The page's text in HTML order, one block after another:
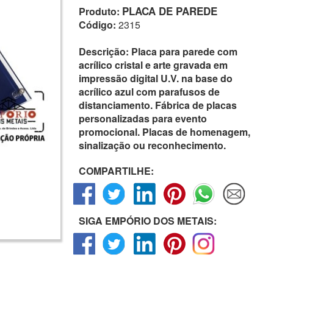
Produto: PLACA DE PAREDE
Código: 2315
Descrição: Placa para parede com
acrílico cristal e arte gravada em
impressão digital U.V. na base do
acrílico azul com parafusos de
distanciamento. Fábrica de placas
personalizadas para evento
promocional. Placas de homenagem,
sinalização ou reconhecimento.
COMPARTILHE:
SIGA EMPÓRIO DOS METAIS: